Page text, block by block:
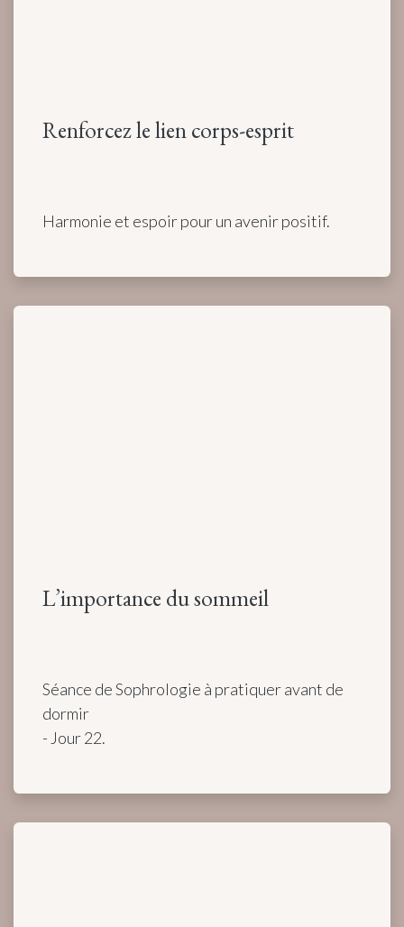
Renforcez le lien corps-esprit
Harmonie et espoir pour un avenir positif.
L’importance du sommeil
Séance de Sophrologie à pratiquer avant de
dormir
- Jour 22.